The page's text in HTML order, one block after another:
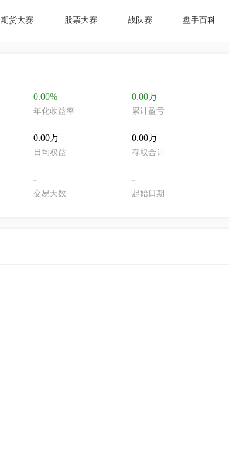
期货大赛 股票大赛 战队赛 盘手百科
0.00%
年化收益率
0.00万
累计盈亏
0.00万
日均权益
0.00万
存取合计
-
交易天数
-
起始日期